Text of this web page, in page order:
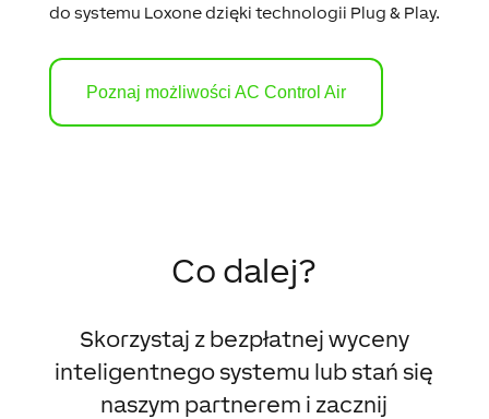
do systemu Loxone dzięki technologii Plug & Play.
Poznaj możliwości AC Control Air
Co dalej?
Skorzystaj z bezpłatnej wyceny
inteligentnego systemu lub stań się
naszym partnerem i zacznij